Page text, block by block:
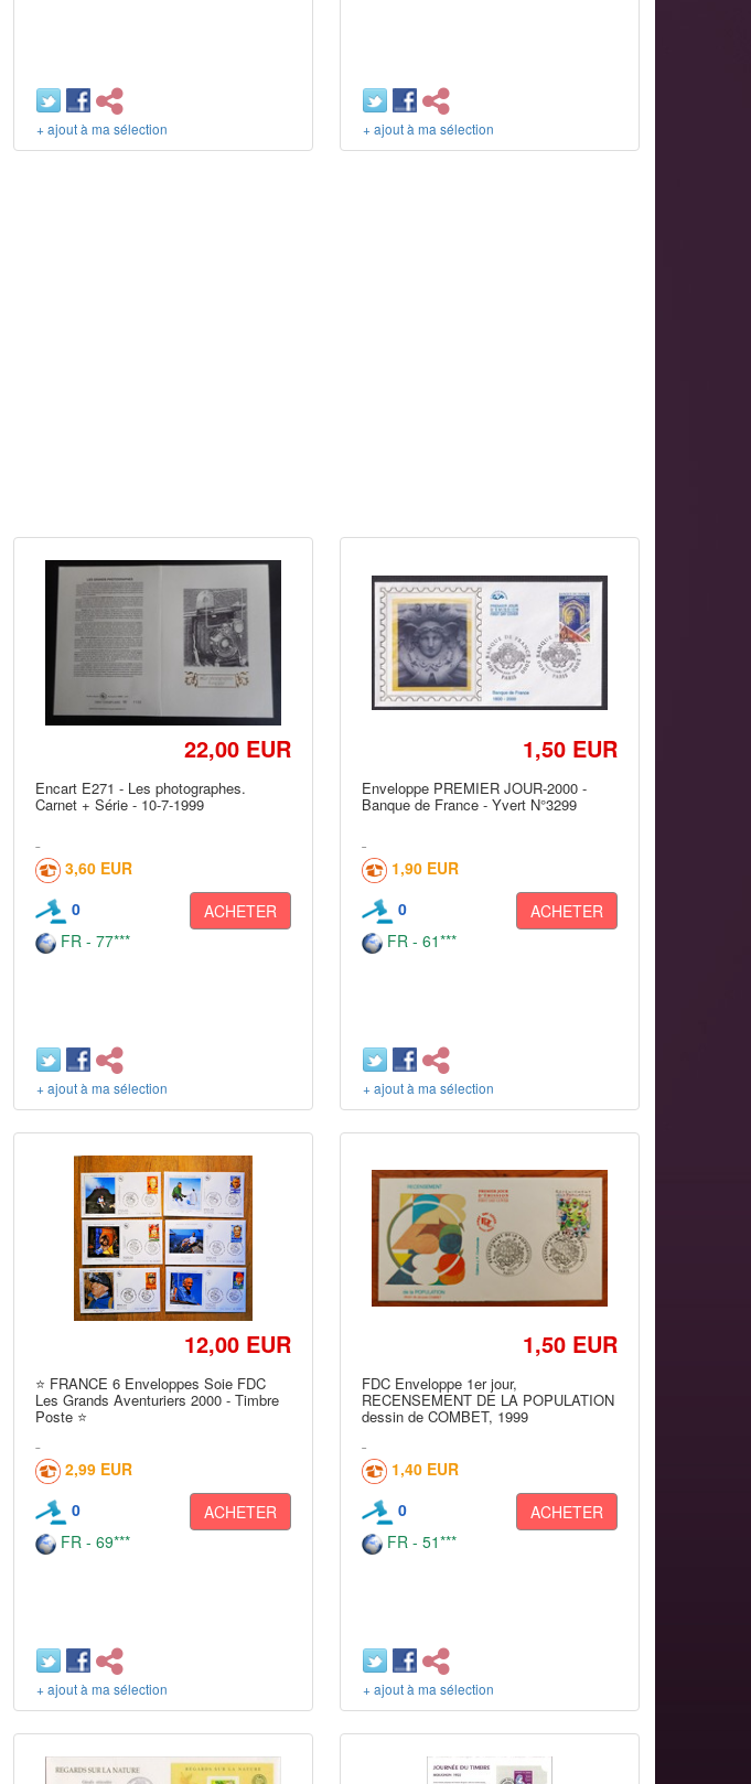
+ ajout à ma sélection + ajout à ma sélection
22,00 EUR
Encart E271 - Les photographes.
Carnet + Série - 10-7-1999
3,60 EUR
0
ACHETER
FR - 77***
+ ajout à ma sélection
1,50 EUR
Enveloppe PREMIER JOUR-2000 -
Banque de France - Yvert N°3299
1,90 EUR
0
ACHETER
FR - 61***
+ ajout à ma sélection
12,00 EUR
⭐ FRANCE 6 Enveloppes Soie FDC
Les Grands Aventuriers 2000 - Timbre
Poste ⭐
2,99 EUR
0
ACHETER
FR - 69***
+ ajout à ma sélection
1,50 EUR
FDC Enveloppe 1er jour,
RECENSEMENT DE LA POPULATION
dessin de COMBET, 1999
1,40 EUR
0
ACHETER
FR - 51***
+ ajout à ma sélection